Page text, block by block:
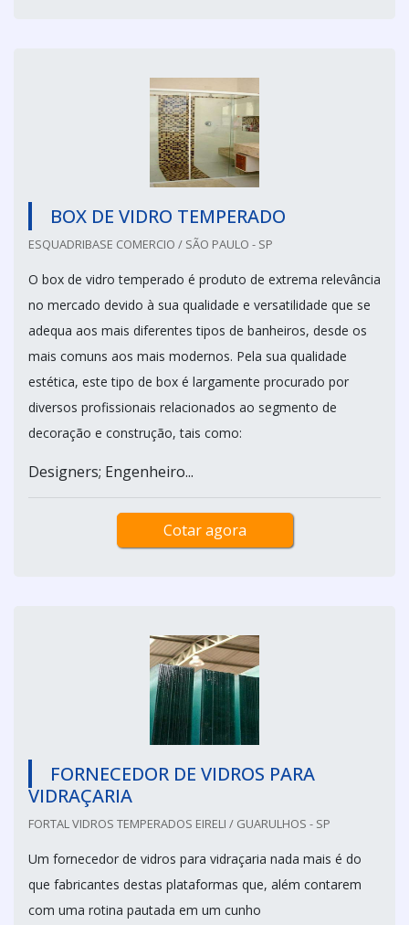
BOX DE VIDRO TEMPERADO
ESQUADRIBASE COMERCIO / SÃO PAULO - SP
O box de vidro temperado é produto de extrema relevância
no mercado devido à sua qualidade e versatilidade que se
adequa aos mais diferentes tipos de banheiros, desde os
mais comuns aos mais modernos. Pela sua qualidade
estética, este tipo de box é largamente procurado por
diversos profissionais relacionados ao segmento de
decoração e construção, tais como:
Designers; Engenheiro...
Cotar agora
FORNECEDOR DE VIDROS PARA
VIDRAÇARIA
FORTAL VIDROS TEMPERADOS EIRELI / GUARULHOS - SP
Um fornecedor de vidros para vidraçaria nada mais é do
que fabricantes destas plataformas que, além contarem
com uma rotina pautada em um cunho